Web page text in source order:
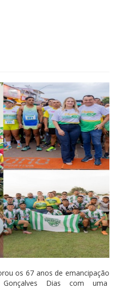
os 67 anos de emancipação
Dias com uma